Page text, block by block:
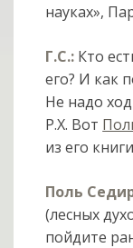
науках»,
Г.С.: Кто
его? И как
Не надо
Р.Х. Вот
из его книги
Поль
(лесных
пойдите